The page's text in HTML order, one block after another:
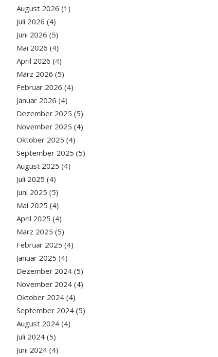
August 2026 (1)
Juli 2026 (4)
Juni 2026 (5)
Mai 2026 (4)
April 2026 (4)
März 2026 (5)
Februar 2026 (4)
Januar 2026 (4)
Dezember 2025 (5)
November 2025 (4)
Oktober 2025 (4)
September 2025 (5)
August 2025 (4)
Juli 2025 (4)
Juni 2025 (5)
Mai 2025 (4)
April 2025 (4)
März 2025 (5)
Februar 2025 (4)
Januar 2025 (4)
Dezember 2024(5)
November 2024(4)
Oktober 2024(4)
September 2024(5)
August 2024(4)
Juli 2024(5)
Juni 2024(4)